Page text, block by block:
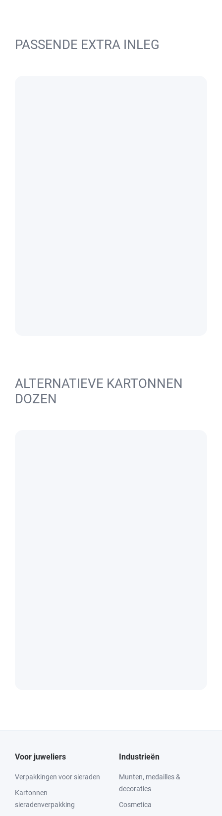
PASSENDE EXTRA INLEG
ALTERNATIEVE KARTONNEN
DOZEN
Voor juweliers
Verpakkingen voor sieraden
Kartonnen
sieradenverpakking
Industrieën
Munten, medailles &
decoraties
Cosmetica